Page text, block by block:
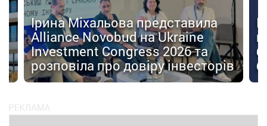
Ірина Міхальова представила
Alliance Novobud на Ukraine
Investment Congress 2026 та
розповіла про довіру інвесторів